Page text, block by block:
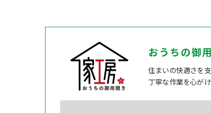
おうちの御
住まいの快適さを
丁寧な作業を心が